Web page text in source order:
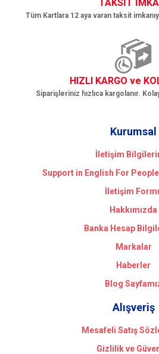
TAKSİT
Tüm Kartlara 12 aya varan taksit
HIZLI KARGO ve
Siparişleriniz hızlıca kargolanır.
Kurumsal
İletişim
Support in English For
İletişim
Hakkımızda
Banka Hesap
Markalar
Haberler
Blog
Alışveriş
Mesafeli Satış
Gizlilik ve